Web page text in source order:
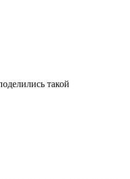
такой